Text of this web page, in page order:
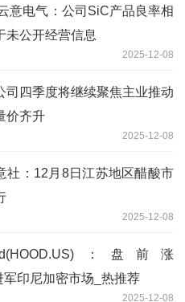
意电气：公司SiC产品良率相
未公开经营信息
2025-12-08
司四季度将继续聚焦主业推动
价齐升
2025-12-08
社：12月8日江苏地区醋酸市
2025-12-08
：盘前涨
军印尼加密市场_热推荐
2025-12-08